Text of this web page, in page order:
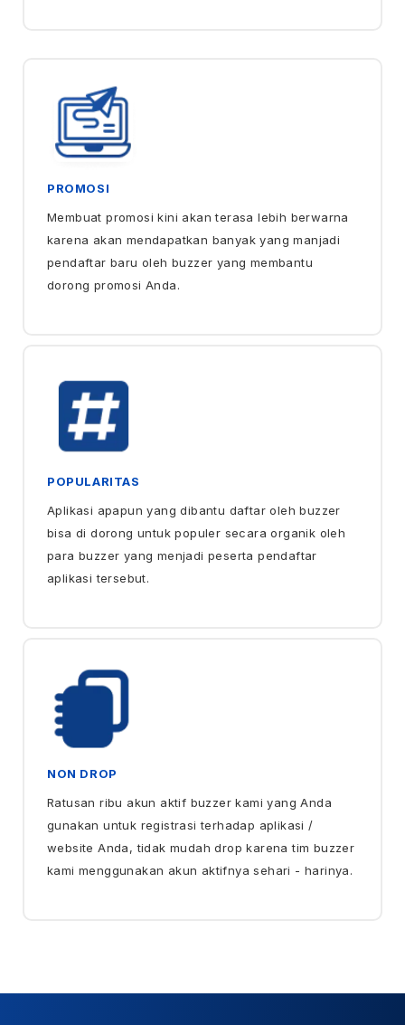
PROMOSI
Membuat promosi kini akan terasa lebih berwarna
karena akan mendapatkan banyak yang manjadi
pendaftar baru oleh buzzer yang membantu
dorong promosi Anda.
POPULARITAS
Aplikasi apapun yang dibantu daftar oleh buzzer
bisa di dorong untuk populer secara organik oleh
para buzzer yang menjadi peserta pendaftar
aplikasi tersebut.
NON DROP
Ratusan ribu akun aktif buzzer kami yang Anda
gunakan untuk registrasi terhadap aplikasi /
website Anda, tidak mudah drop karena tim buzzer
kami menggunakan akun aktifnya sehari - harinya.